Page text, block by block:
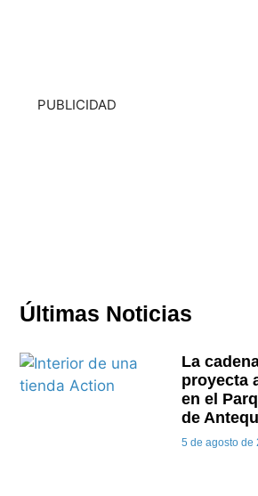
PUBLICIDAD
Últimas Noticias
La
proyecta
en el
de
5 de agosto de